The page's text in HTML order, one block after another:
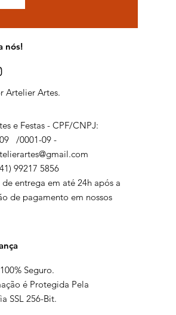
nós!
Artelier Artes.
e Festas - CPF/CNPJ:
/0001-09 -
99217 5856
entrega em até 24h após a
de pagamento em nossos
Seguro.
é Protegida Pela
SSL 256-Bit.